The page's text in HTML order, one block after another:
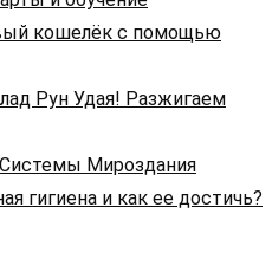
кошелёк с помощью
Рун Удая! Разжигаем
Мироздания
гигиена и как ее достичь?